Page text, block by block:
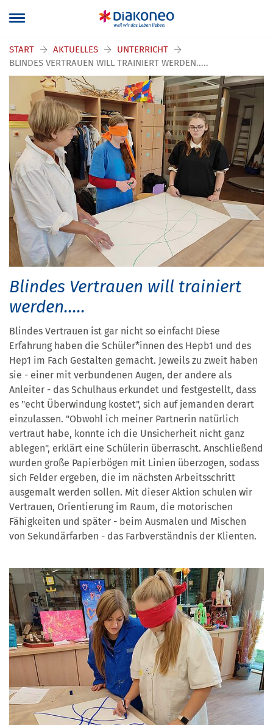
START AKTUELLES
UNTERRICHT
BLINDES VERTRAUEN WILL TRAINIERT WERDEN.....
Blindes Vertrauen will trainiert
werden.....
Blindes Vertrauen ist gar nicht so einfach! Diese
Erfahrung haben die Schüler*innen des Hepb1 und des
Hep1 im Fach Gestalten gemacht. Jeweils zu zweit haben
sie - einer mit verbundenen Augen, der andere als
Anleiter - das Schulhaus erkundet und festgestellt, dass
es "echt Überwindung kostet", sich auf jemanden derart
einzulassen. "Obwohl ich meiner Partnerin natürlich
vertraut habe, konnte ich die Unsicherheit nicht ganz
ablegen", erklärt eine Schülerin überrascht. Anschließend
wurden große Papierbögen mit Linien überzogen, sodass
sich Felder ergeben, die im nächsten Arbeitsschritt
ausgemalt werden sollen. Mit dieser Aktion schulen wir
Vertrauen, Orientierung im Raum, die motorischen
Fähigkeiten und später - beim Ausmalen und Mischen
von Sekundärfarben - das Farbverständnis der Klienten.